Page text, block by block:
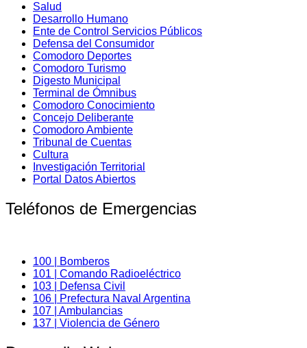
Salud
Desarrollo Humano
Ente de Control Servicios Públicos
Defensa del Consumidor
Comodoro Deportes
Comodoro Turismo
Digesto Municipal
Terminal de Ómnibus
Comodoro Conocimiento
Concejo Deliberante
Comodoro Ambiente
Tribunal de Cuentas
Cultura
Investigación Territorial
Portal Datos Abiertos
Teléfonos de Emergencias
100 | Bomberos
101 | Comando Radioeléctrico
103 | Defensa Civil
106 | Prefectura Naval Argentina
107 | Ambulancias
137 | Violencia de Género